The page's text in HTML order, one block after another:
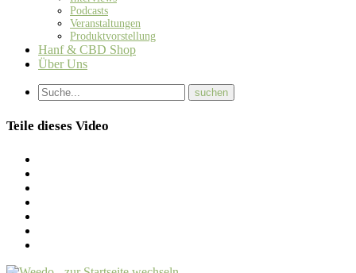
Podcasts
Veranstaltungen
Produktvorstellung
Hanf & CBD Shop
Über Uns
Teile dieses Video